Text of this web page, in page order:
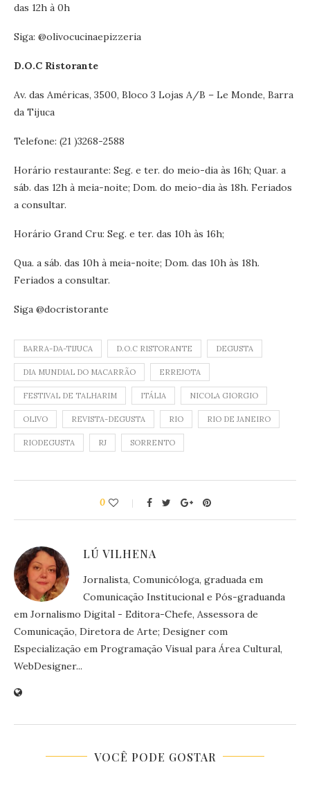
das 12h à 0h
Siga: @olivocucinaepizzeria
D.O.C Ristorante
Av. das Américas, 3500, Bloco 3 Lojas A/B – Le Monde, Barra
da Tijuca
Telefone: (21 )3268-2588
Horário restaurante: Seg. e ter. do meio-dia às 16h; Quar. a
sáb. das 12h à meia-noite; Dom. do meio-dia às 18h. Feriados
a consultar.
Horário Grand Cru: Seg. e ter. das 10h às 16h;
Qua. a sáb. das 10h à meia-noite; Dom. das 10h às 18h.
Feriados a consultar.
Siga @docristorante
BARRA-DA-TIJUCA D.O.C RISTORANTE DEGUSTA
DIA MUNDIAL DO MACARRÃO ERREJOTA
FESTIVAL DE TALHARIM ITÁLIA NICOLA GIORGIO
OLIVO REVISTA-DEGUSTA RIO RIO DE JANEIRO
RIODEGUSTA RJ SORRENTO
0
LÚ VILHENA
Jornalista, Comunicóloga, graduada em
Comunicação Institucional e Pós-graduanda
em Jornalismo Digital - Editora-Chefe, Assessora de
Comunicação, Diretora de Arte; Designer com
Especialização em Programação Visual para Área Cultural,
WebDesigner...
VOCÊ PODE GOSTAR